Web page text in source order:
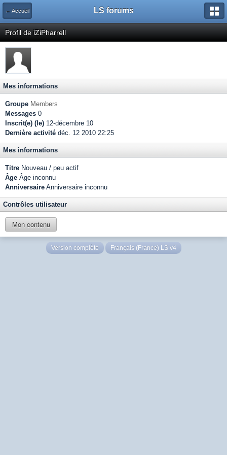
← Accueil LS forums
Profil de iZiPharrell
Mes informations
Groupe Members
Messages 0
Inscrit(e) (le) 12-décembre 10
Dernière activité déc. 12 2010 22:25
Mes informations
Titre Nouveau / peu actif
Âge Âge inconnu
Anniversaire Anniversaire inconnu
Contrôles utilisateur
Mon contenu
Version complète Français (France) LS v4